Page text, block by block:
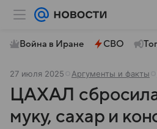
Война в Иране СВО
27 июля 2025 Аргументы и факты
ЦАХАЛ сбросила
муку, сахар и